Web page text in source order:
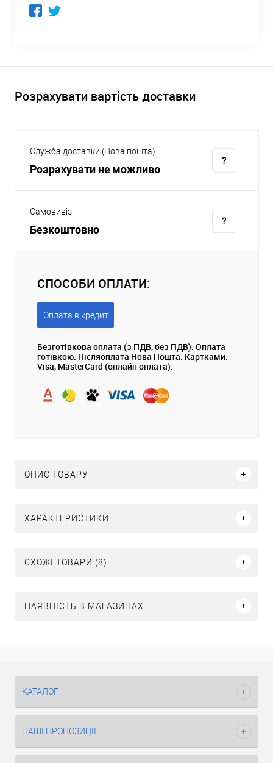
Розрахувати вартість доставки
Служба доставки (Нова пошта)
Розрахувати не можливо
Самовивіз
Безкоштовно
СПОСОБИ ОПЛАТИ:
Оплата в кредит
Безготівкова оплата (з ПДВ, без ПДВ). Оплата
готівкою. Післяоплата Нова Пошта. Картками:
Visa, MasterCard (онлайн оплата).
ОПИС ТОВАРУ
ХАРАКТЕРИСТИКИ
СХОЖІ ТОВАРИ (8)
НАЯВНІСТЬ В МАГАЗИНАХ
КАТАЛОГ
НАШІ ПРОПОЗИЦІЇ